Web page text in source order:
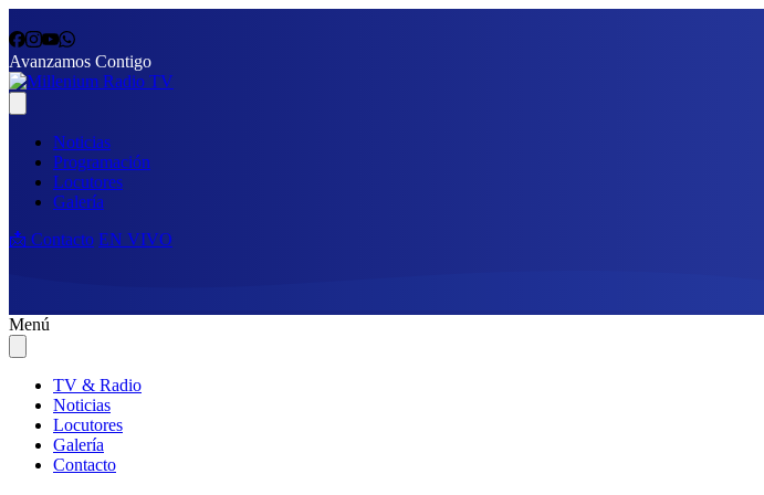
Avanzamos Contigo
Noticias
Programación
Locutores
Galería
📩 Contacto EN VIVO
Menú
TV & Radio
Noticias
Locutores
Galería
Contacto